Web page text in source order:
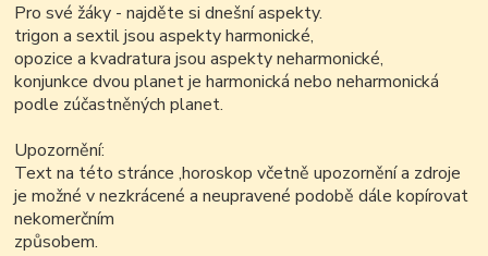
Pro své žáky - najděte si dnešní aspekty.
trigon a sextil jsou aspekty harmonické,
opozice a kvadratura jsou aspekty neharmonické,
konjunkce dvou planet je harmonická nebo neharmonická
podle zúčastněných planet.
Upozornění:
Text na této stránce ,horoskop včetně upozornění a zdroje
je možné v nezkrácené a neupravené podobě dále kopírovat
nekomerčním
způsobem.